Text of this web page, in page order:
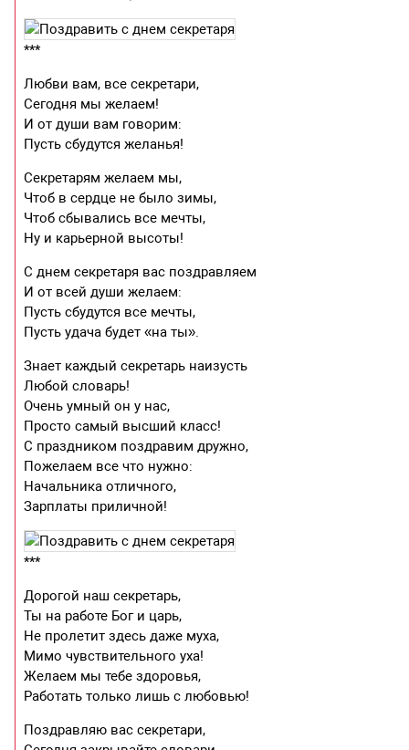
***
Любви вам, все секретари,
Сегодня мы желаем!
И от души вам говорим:
Пусть сбудутся желанья!
Секретарям желаем мы,
Чтоб в сердце не было зимы,
Чтоб сбывались все мечты,
Ну и карьерной высоты!
С днем секретаря вас поздравляем
И от всей души желаем:
Пусть сбудутся все мечты,
Пусть удача будет «на ты».
Знает каждый секретарь наизусть
Любой словарь!
Очень умный он у нас,
Просто самый высший класс!
С праздником поздравим дружно,
Пожелаем все что нужно:
Начальника отличного,
Зарплаты приличной!
***
Дорогой наш секретарь,
Ты на работе Бог и царь,
Не пролетит здесь даже муха,
Мимо чувствительного уха!
Желаем мы тебе здоровья,
Работать только лишь с любовью!
Поздравляю вас секретари,